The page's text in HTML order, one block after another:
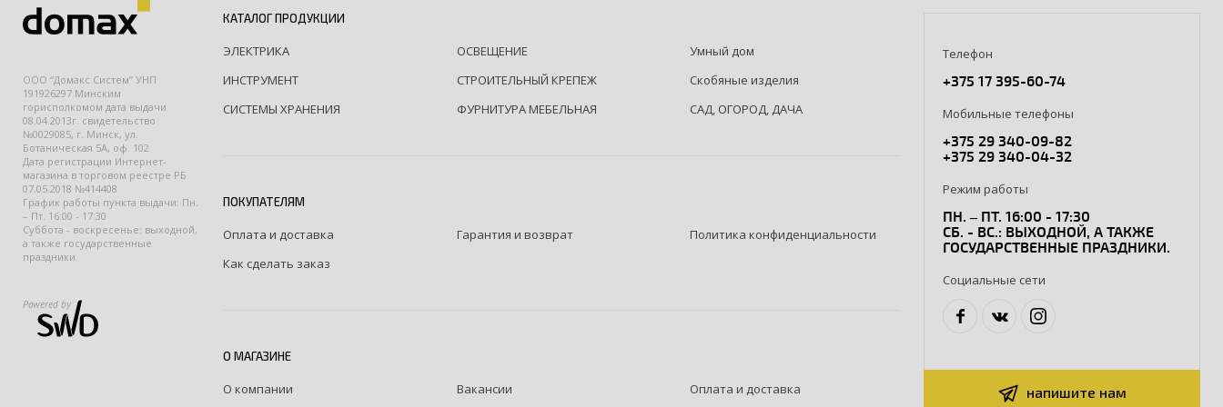
ООО “Домакс Систем” УНП
191926297 Минским
горисполкомом дата выдачи
08.04.2013г. свидетельство
№0029085, г. Минск, ул.
Ботаническая 5А, оф. 102
Дата регистрации Интернет-
магазина в торговом реестре РБ
07.05.2018 №414408
График работы пункта выдачи: Пн.
– Пт. 16:00 - 17:30
Суббота - воскресенье: выходной,
а также государственные
праздники.
Powered by
КАТАЛОГ ПРОДУКЦИИ
ЭЛЕКТРИКА ОСВЕЩЕНИЕ
Умный дом
ИНСТРУМЕНТ
СТРОИТЕЛЬНЫЙ КРЕПЕЖ
Скобяные изделия
СИСТЕМЫ ХРАНЕНИЯ
ФУРНИТУРА МЕБЕЛЬНАЯ САД, ОГОРОД, ДАЧА
ПОКУПАТЕЛЯМ
Оплата и доставка Гарантия и возврат
Политика конфиденциальности
Как сделать заказ
О МАГАЗИНЕ
О компании Вакансии Оплата и доставка
Телефон
+375 17 395-60-74
Мобильные телефоны
+375 29 340-09-82
+375 29 340-04-32
Режим работы
ПН. – ПТ. 16:00 - 17:30
СБ. - ВС.: ВЫХОДНОЙ, А ТАКЖЕ
ГОСУДАРСТВЕННЫЕ ПРАЗДНИКИ.
Социальные сети
напишите нам